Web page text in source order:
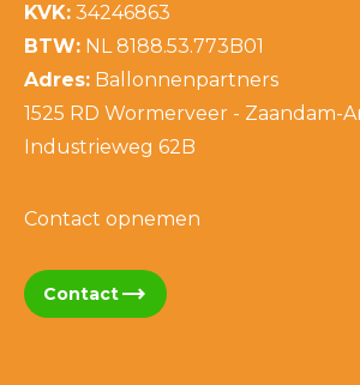
KVK: 34246863
BTW: NL 8188.53.773B01
Adres: Ballonnenpartners
1525 RD Wormerveer - Zaandam-
Industrieweg 62B
Contact opnemen
Contacttrending_flat